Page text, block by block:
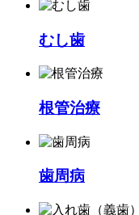
むし歯
根管治療
歯周病